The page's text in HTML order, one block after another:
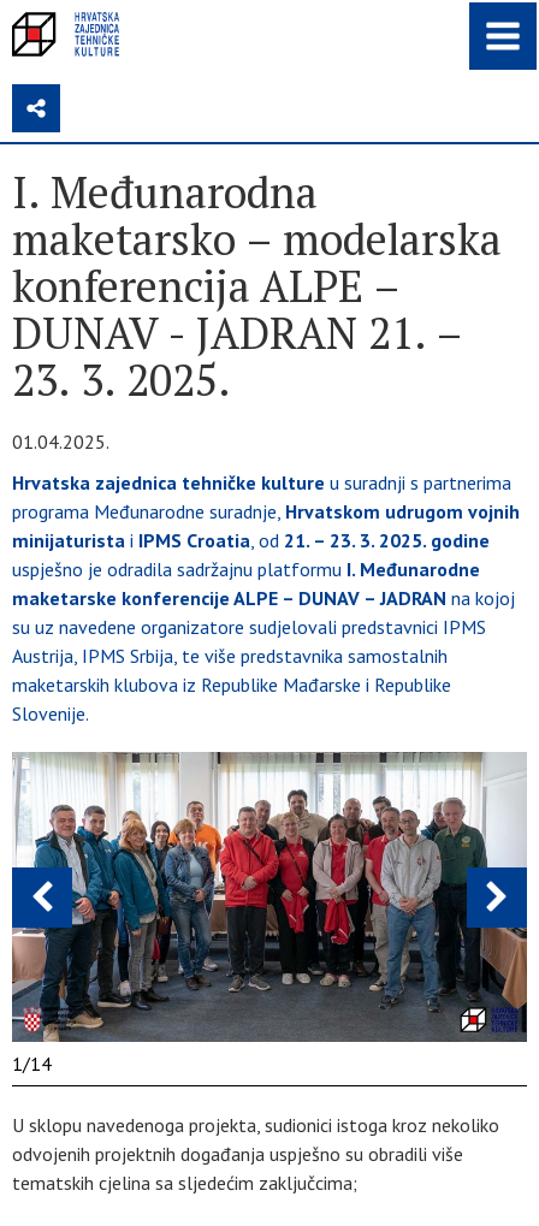
Z
I. Međunarodna
maketarsko – modelarska
konferencija ALPE –
DUNAV - JADRAN 21. –
23. 3. 2025.
01.04.2025.
Hrvatska zajednica tehničke kulture u suradnji s partnerima
programa Međunarodne suradnje, Hrvatskom udrugom vojnih
minijaturista i IPMS Croatia, od 21. – 23. 3. 2025. godine
uspješno je odradila sadržajnu platformu I. Međunarodne
maketarske konferencije ALPE – DUNAV – JADRAN na kojoj
su uz navedene organizatore sudjelovali predstavnici IPMS
Austrija, IPMS Srbija, te više predstavnika samostalnih
maketarskih klubova iz Republike Mađarske i Republike
Slovenije.
1/14
U sklopu navedenoga projekta, sudionici istoga kroz nekoliko
odvojenih projektnih događanja uspješno su obradili više
tematskih cjelina sa sljedećim zaključcima;